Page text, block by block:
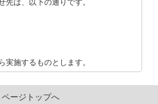
先は、以下の通りです。
実施するものとします。
ページトップへ